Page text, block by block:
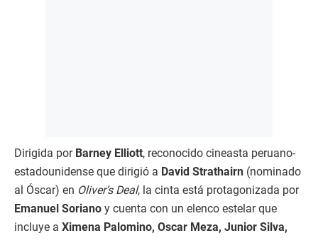
Dirigida por Barney Elliott, reconocido cineasta peruano-
estadounidense que dirigió a David Strathairn (nominado
al Óscar) en Oliver’s Deal, la cinta está protagonizada por
Emanuel Soriano y cuenta con un elenco estelar que
incluye a Ximena Palomino, Oscar Meza, Junior Silva,